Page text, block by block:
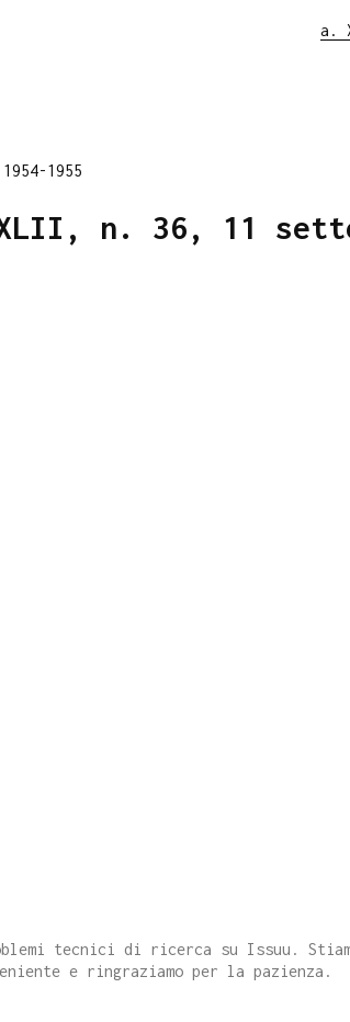
a.
1955
n. 36, 11
tecnici di ricerca su Issuu.
e ringraziamo per la pazienza.